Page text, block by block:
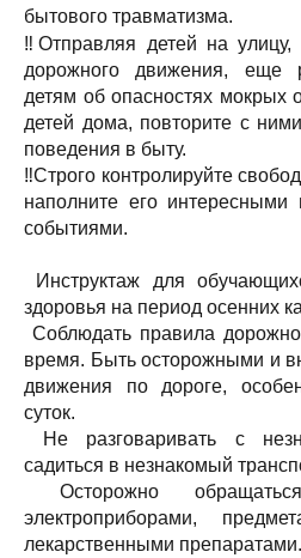
бытового травматизма.
‼Отправляя детей на
дорожного движения, еще
детям об опасностях мокрых
детей дома, повторите с
поведения в быту.
‼Строго контролируйте
наполните его
событиями.
Инструктаж для
здоровья на период осенних
Соблюдать правила
время. Быть осторожными и
движения по дороге,
суток.
Не разговаривать с
садиться в незнакомый
Осторожно
электроприборами,
лекарственными препаратами.